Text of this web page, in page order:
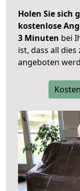
Holen Sie sich
kostenlose
3 Minuten bei
ist, dass all
angeboten